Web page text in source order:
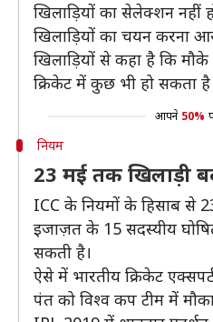
खिलाड़ियों का सेलेक्शन नहीं
खिलाड़ियों का चयन करना
खिलाड़ियों से कहा है कि
क्रिकेट में कुछ भी हो सकता
आपने 50%
नियम
23 मई तक खिलाड़ी
ICC के नियमों के हिसाब से
इजाज़त के 15 सदस्यीय
सकती है।
ऐसे में भारतीय क्रिकेट
पंत को विश्व कप टीम में